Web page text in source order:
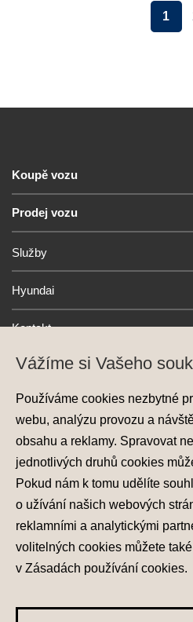
1
Koupě vozu
Prodej vozu
Služby
Hyundai
Kontakt
© 2026 Hyundai
Všechna práva
Ochrana
Nastavení
Vážíme si Vašeho
Používáme cookies nezbytné
webu, analýzu provozu a
obsahu a reklamy. Spravovat
jednotlivých druhů cookies
Pokud nám k tomu udělíte
o užívání našich webových
reklamními a analytickými
volitelných cookies můžete také
v Zásadách používání cookies.